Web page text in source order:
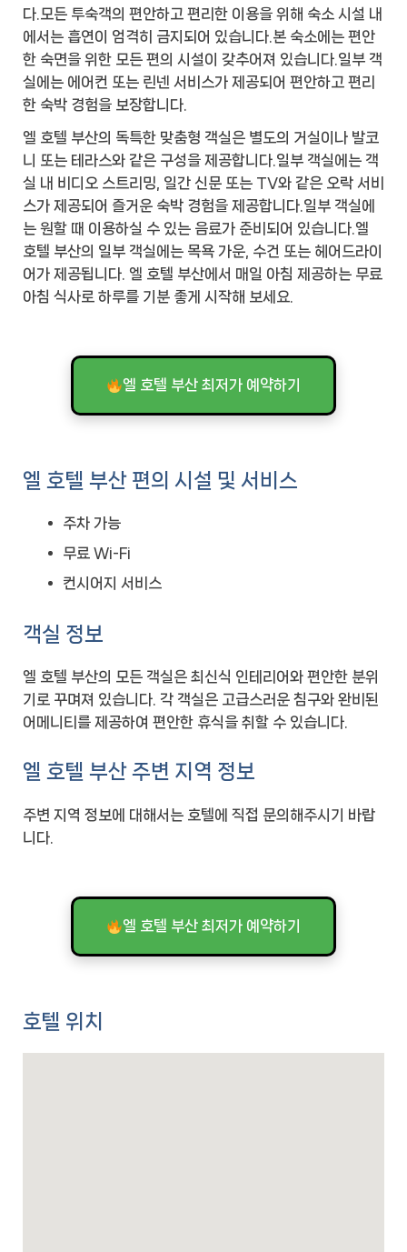
다.모든 투숙객의 편안하고 편리한 이용을 위해 숙소 시설 내
에서는 흡연이 엄격히 금지되어 있습니다.본 숙소에는 편안
한 숙면을 위한 모든 편의 시설이 갖추어져 있습니다.일부 객
실에는 에어컨 또는 린넨 서비스가 제공되어 편안하고 편리
한 숙박 경험을 보장합니다.
엘 호텔 부산의 독특한 맞춤형 객실은 별도의 거실이나 발코
니 또는 테라스와 같은 구성을 제공합니다.일부 객실에는 객
실 내 비디오 스트리밍, 일간 신문 또는 TV와 같은 오락 서비
스가 제공되어 즐거운 숙박 경험을 제공합니다.일부 객실에
는 원할 때 이용하실 수 있는 음료가 준비되어 있습니다.엘
호텔 부산의 일부 객실에는 목욕 가운, 수건 또는 헤어드라이
어가 제공됩니다. 엘 호텔 부산에서 매일 아침 제공하는 무료
아침 식사로 하루를 기분 좋게 시작해 보세요.
엘 호텔 부산 최저가 예약하기
엘 호텔 부산 편의 시설 및 서비스
주차 가능
무료 Wi-Fi
컨시어지 서비스
객실 정보
엘 호텔 부산의 모든 객실은 최신식 인테리어와 편안한 분위
기로 꾸며져 있습니다. 각 객실은 고급스러운 침구와 완비된
어메니티를 제공하여 편안한 휴식을 취할 수 있습니다.
엘 호텔 부산 주변 지역 정보
주변 지역 정보에 대해서는 호텔에 직접 문의해주시기 바랍
니다.
엘 호텔 부산 최저가 예약하기
호텔 위치